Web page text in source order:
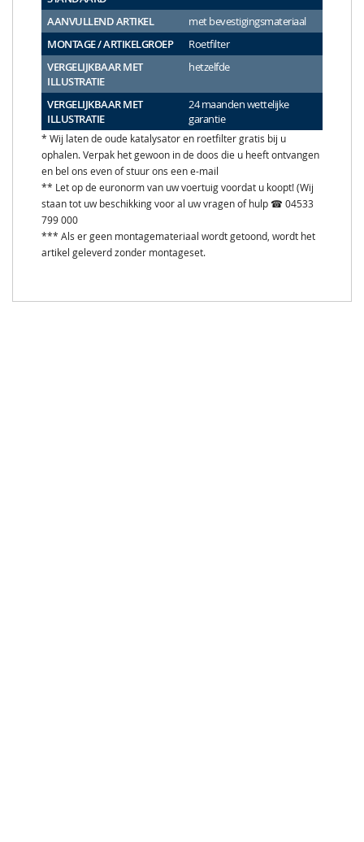
AANVULLEND ARTIKEL
met bevestigingsmateriaal
MONTAGE / ARTIKELGROEP
Roetfilter
VERGELIJKBAAR MET
ILLUSTRATIE
hetzelfde
VERGELIJKBAAR MET
ILLUSTRATIE
24 maanden wettelijke
garantie
* Wij laten de oude katalysator en roetfilter gratis bij u
ophalen. Verpak het gewoon in de doos die u heeft ontvangen
en bel ons even of stuur ons een e-mail
** Let op de euronorm van uw voertuig voordat u koopt! (Wij
staan tot uw beschikking voor al uw vragen of hulp ☎ 04533
799 000
*** Als er geen montagemateriaal wordt getoond, wordt het
artikel geleverd zonder montageset.